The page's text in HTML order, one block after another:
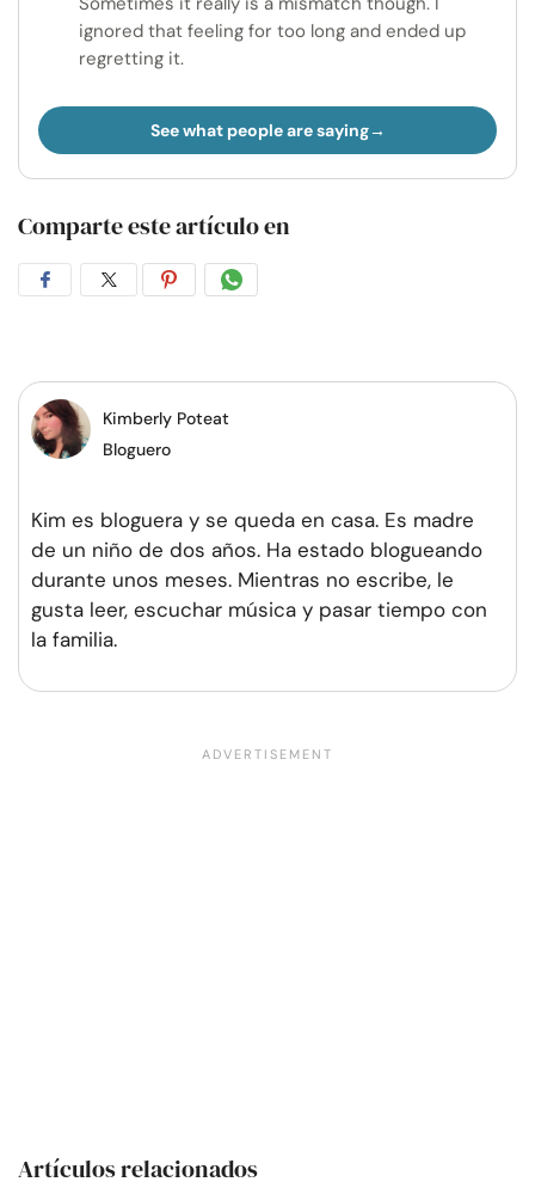
ignored that feeling for too long and ended up
regretting it.
See what people are saying
Comparte este artículo en
CompartirCompartirCompartirCompartir
Kimberly Poteat
Bloguero
Kim es bloguera y se queda en casa. Es madre
de un niño de dos años. Ha estado blogueando
durante unos meses. Mientras no escribe, le
gusta leer, escuchar música y pasar tiempo con
la familia.
Artículos relacionados